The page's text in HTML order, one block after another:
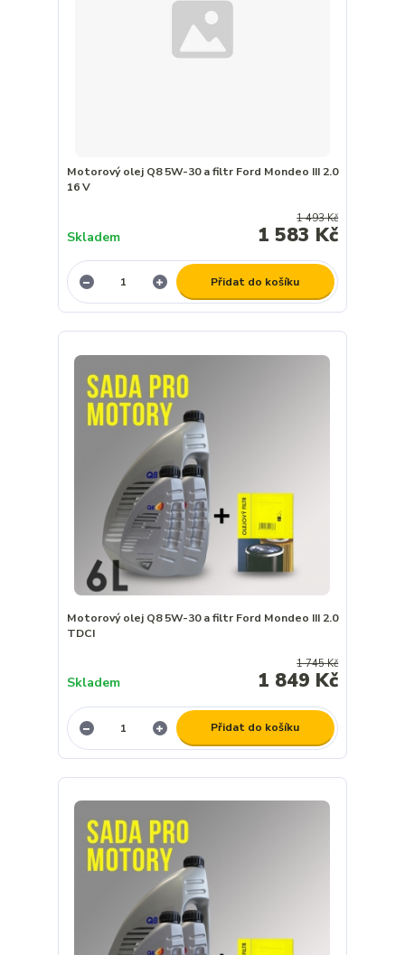
Motorový olej Q8 5W-30 a filtr Ford Mondeo III 2.0
16 V
1 493 Kč
1 583 Kč
Skladem
Přidat do košíku
Motorový olej Q8 5W-30 a filtr Ford Mondeo III 2.0
TDCI
1 745 Kč
1 849 Kč
Skladem
Přidat do košíku